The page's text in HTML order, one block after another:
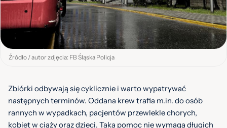
Źródło / autor zdjęcia: FB Śląska Policja
Zbiórki odbywają się cyklicznie i warto wypatrywać
następnych terminów. Oddana krew trafia m.in. do osób
rannych w wypadkach, pacjentów przewlekle chorych,
kobiet w ciąży oraz dzieci. Taka pomoc nie wymaga długich